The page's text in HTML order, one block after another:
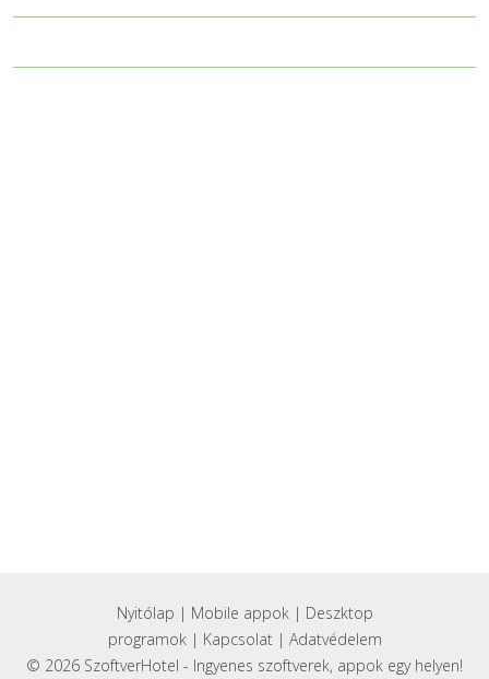
Nyitólap | Mobile appok| Deszktop
programok| Kapcsolat| Adatvédelem
© 2026 SzoftverHotel - Ingyenes szoftverek, appok egy helyen!